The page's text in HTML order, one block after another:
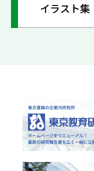
イラスト集